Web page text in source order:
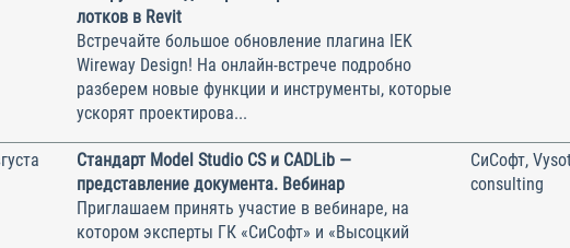
лотков в Revit
Встречайте большое обновление плагина IEK
Wireway Design! На онлайн-встрече подробно
разберем новые функции и инструменты, которые
ускорят проектирова...
Стандарт Model Studio CS и CADLib —
представление документа. Вебинар
Приглашаем принять участие в вебинаре, на
котором эксперты ГК «СиСофт» и «Высоцкий
СиСофт,
consulting